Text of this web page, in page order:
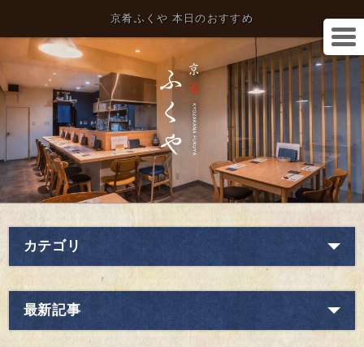
京肴ふくや 本日のおすすめ
カテゴリ
最新記事